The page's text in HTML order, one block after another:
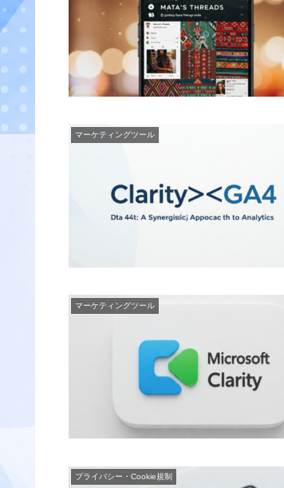
マーケティングツール
マーケティングツール
プライバシー・Cookie規制